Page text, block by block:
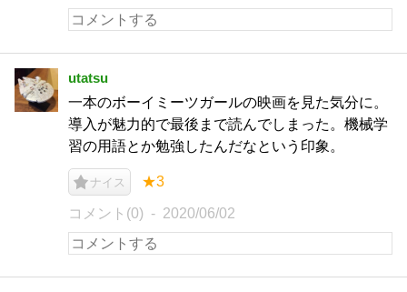
utatsu
一本のボーイミーツガールの映画を見た気分に。
導入が魅力的で最後まで読んでしまった。機械学
習の用語とか勉強したんだなという印象。
ナイス ★3
コメント(0) 2020/06/02